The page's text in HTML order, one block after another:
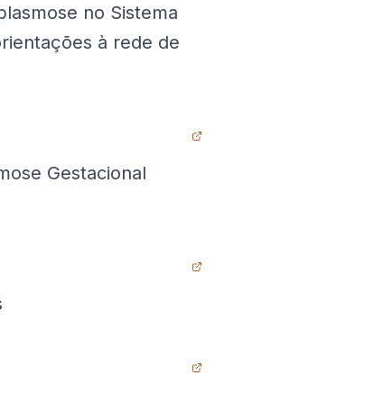
no Sistema
à rede de
Gestacional